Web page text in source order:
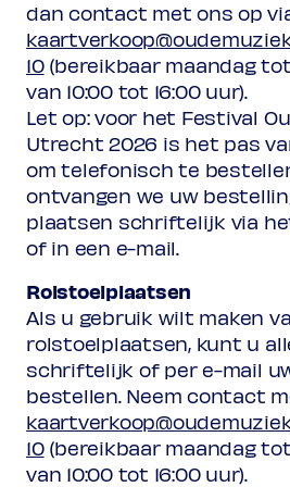
dan contact met ons op
10(bereikbaar maandag
van 10:00 tot 16:00 uur).
Let op: voor het Festival
Utrecht 2026 is het pas
om telefonisch te
ontvangen we uw
plaatsen schriftelijk via
of in een e-mail.
Rolstoelplaatsen
Als u gebruik wilt maken
rolstoelplaatsen, kunt u
schriftelijk of per e-mail
bestellen. Neem contact
10(bereikbaar maandag
van 10:00 tot 16:00 uur).